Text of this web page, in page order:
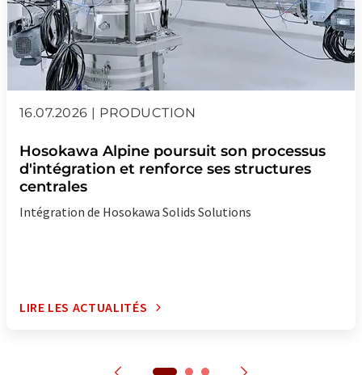
16.07.2026 | PRODUCTION
Hosokawa Alpine poursuit son processus
d'intégration et renforce ses structures
centrales
Intégration de Hosokawa Solids Solutions
LIRE LES ACTUALITÉS